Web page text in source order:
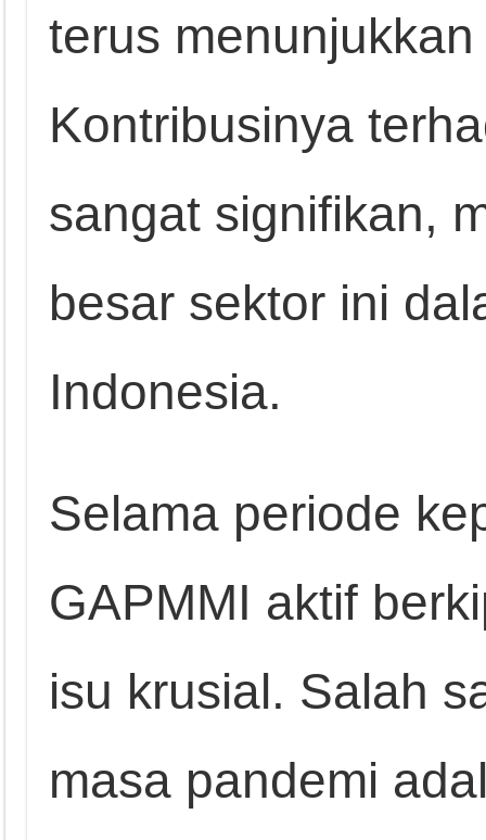
terus
Kontribusinya
sangat signifikan,
besar sektor ini
Indonesia.
Selama periode
GAPMMI aktif
isu krusial. Salah
masa pandemi